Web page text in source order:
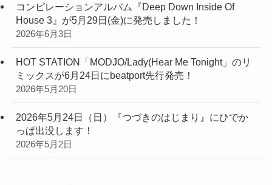
コンピレーションアルバム『Deep Down Inside Of
House 3』が5月29日(金)に発売しました！
2026年6月3日
HOT STATION「MODJO/Lady(Hear Me Tonight」のリ
ミックスが6月24日にbeatport先行発売！
2026年5月20日
2026年5月24日（日）『つづきのはじまり』にひでか
っぱ出没します！
2026年5月2日